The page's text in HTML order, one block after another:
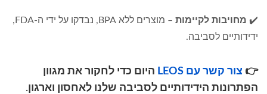
✔️ מחויבות לקיימות
– מוצרים ללא BPA, נבדקו על ידי ה-FDA,
ידידותיים לסביבה.
👉 צור קשר עם LEOS
היום כדי לחקור את מגוון
הפתרונות הידידותיים לסביבה שלנו לאחסון וארגון.